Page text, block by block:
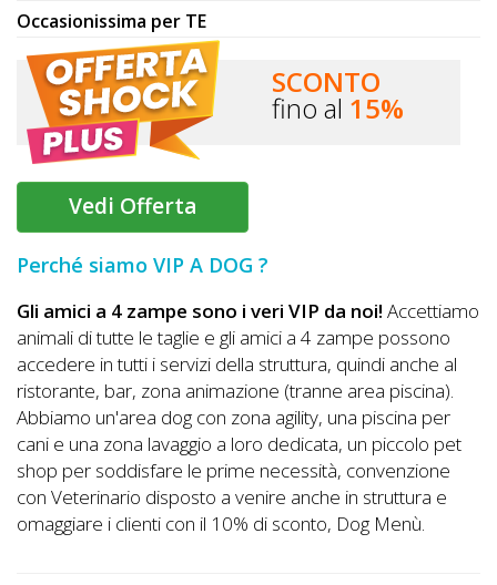
CHIEDI
CODICE
SCONTO
Video
Tutorial
Lavora
con
Noi
Inserisci
Attività
Occasionissima per TE
SCONTO
fino al 15%
Vedi Offerta
Perché siamo VIP A DOG ?
Gli amici a 4 zampe sono i veri VIP da noi! Accettiamo
animali di tutte le taglie e gli amici a 4 zampe possono
accedere in tutti i servizi della struttura, quindi anche al
ristorante, bar, zona animazione (tranne area piscina).
Abbiamo un'area dog con zona agility, una piscina per
cani e una zona lavaggio a loro dedicata, un piccolo pet
shop per soddisfare le prime necessità, convenzione
con Veterinario disposto a venire anche in struttura e
omaggiare i clienti con il 10% di sconto, Dog Menù.